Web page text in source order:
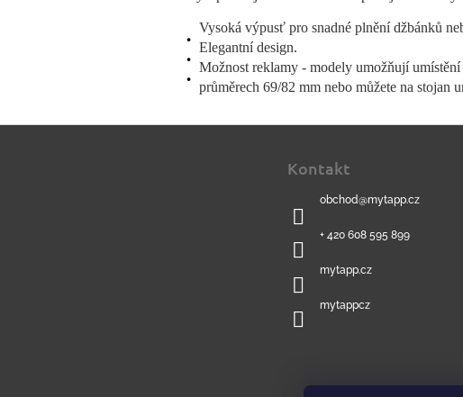
Vysoká výpusť pro snadné plnění džbánků
Elegantní design.
Možnost reklamy - modely umožňují
průměrech 69/82 mm nebo můžete na stojan
Kontakt
obchod@mytapp.cz
+ 420 608 595 899
mytapp.cz
mytappcz